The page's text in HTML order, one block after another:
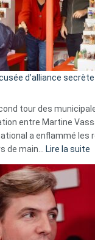
d’alliance secrète
tour des
entre Martine
a enflammé les
de main… Lire la suite